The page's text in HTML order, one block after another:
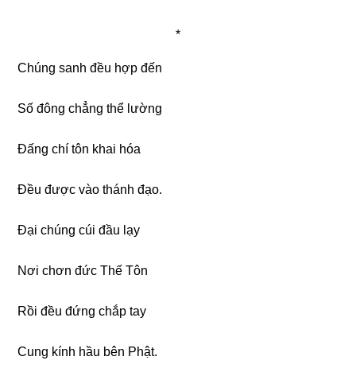
*
Chúng sanh đều hợp đến
Số đông chẳng thể lường
Đấng chí tôn khai hóa
Đều được vào thánh đạo.
Đại chúng cúi đầu lạy
Nơi chơn đức Thế Tôn
Rồi đều đứng chắp tay
Cung kính hầu bên Phật.